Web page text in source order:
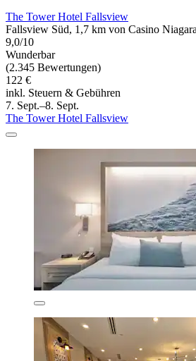
The Tower Hotel Fallsview
Fallsview Süd, 1,7 km von Casino
9,0/10
Wunderbar
(2.345 Bewertungen)
122 €
inkl. Steuern & Gebühren
7. Sept.–8. Sept.
The Tower Hotel Fallsview